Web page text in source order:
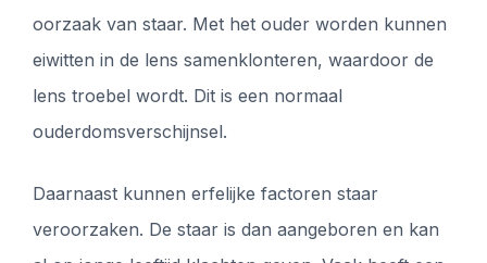
oorzaak van staar. Met het ouder worden kunnen
eiwitten in de lens samenklonteren, waardoor de
lens troebel wordt. Dit is een normaal
ouderdomsverschijnsel.
Daarnaast kunnen erfelijke factoren staar
veroorzaken. De staar is dan aangeboren en kan